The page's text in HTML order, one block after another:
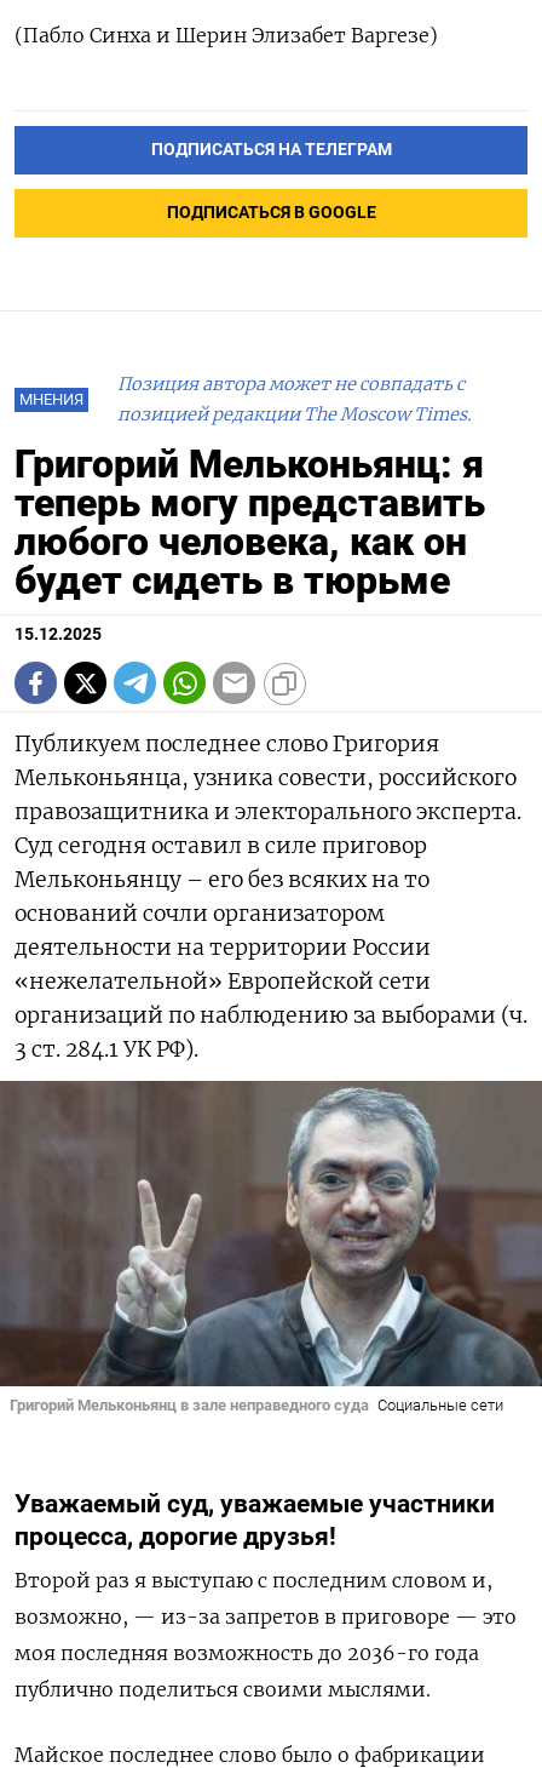
(Пабло Синха и Шерин Элизабет Варгезе)
ПОДПИСАТЬСЯ НА ТЕЛЕГРАМ
ПОДПИСАТЬСЯ В GOOGLE
МНЕНИЯ
Позиция автора может не совпадать с
позицией редакции The Moscow Times.
Григорий Мельконьянц: я
теперь могу представить
любого человека, как он
будет сидеть в тюрьме
15.12.2025
Публикуем последнее слово Григория
Мельконьянца, узника совести, российского
правозащитника и электорального эксперта.
Суд сегодня оставил в силе приговор
Мельконьянцу – его без всяких на то
оснований сочли организатором
деятельности на территории России
«нежелательной» Европейской сети
организаций по наблюдению за выборами (ч.
3 ст. 284.1 УК РФ).
Григорий Мельконьянц в зале неправедного суда Социальные сети
Уважаемый суд, уважаемые участники
процесса, дорогие друзья!
Второй раз я выступаю с последним словом и,
возможно, — из-за запретов в приговоре — это
моя последняя возможность до 2036-го года
публично поделиться своими мыслями.
Майское последнее слово было о фабрикации